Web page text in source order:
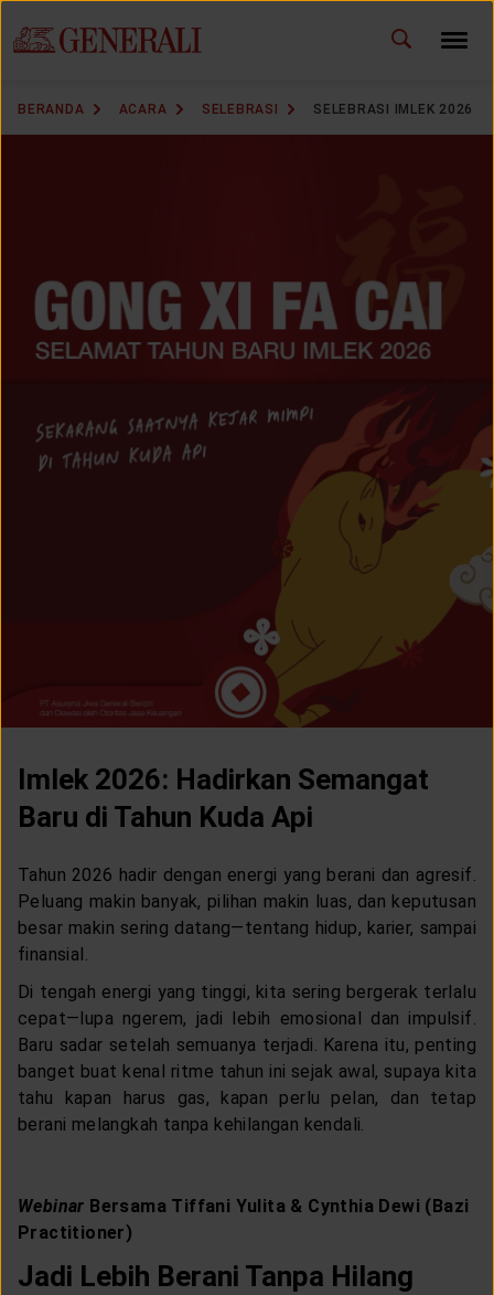
BERANDA ACARA SELEBRASI SELEBRASI IMLEK 2026
Imlek 2026: Hadirkan Semangat
Baru di Tahun Kuda Api
Tahun 2026 hadir dengan energi yang berani dan agresif.
Peluang makin banyak, pilihan makin luas, dan keputusan
besar makin sering datang—tentang hidup, karier, sampai
finansial.
Di tengah energi yang tinggi, kita sering bergerak terlalu
cepat—lupa ngerem, jadi lebih emosional dan impulsif.
Baru sadar setelah semuanya terjadi. Karena itu, penting
banget buat kenal ritme tahun ini sejak awal, supaya kita
tahu kapan harus gas, kapan perlu pelan, dan tetap
berani melangkah tanpa kehilangan kendali.
Webinar Bersama Tiffani Yulita & Cynthia Dewi (Bazi
Practitioner)
Jadi Lebih Berani Tanpa Hilang
GANTI BAHASA ID EN
DOWNLOAD GEN ICLICK
TEMUKAN AGEN
SOLUSI KAMI
ACARA
KEAGENAN